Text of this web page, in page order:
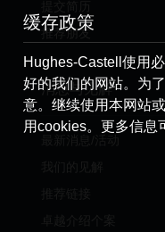
推荐朋友
消息与见解
缓存政策
Hughes-Castell使用
好的我们的网站。为
意。继续使用本网站
用cookies。更多信息